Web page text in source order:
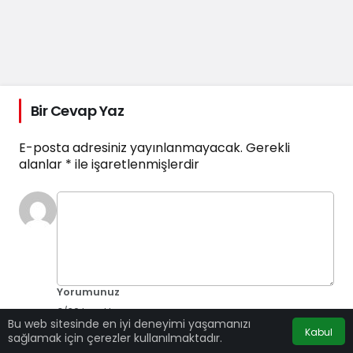
Bir Cevap Yaz
E-posta adresiniz yayınlanmayacak. Gerekli
alanlar * ile işaretlenmişlerdir
Yorumunuz
0/30 karakter
Bu web sitesinde en iyi deneyimi yaşamanızı
sağlamak için çerezler kullanılmaktadır.
Kabul